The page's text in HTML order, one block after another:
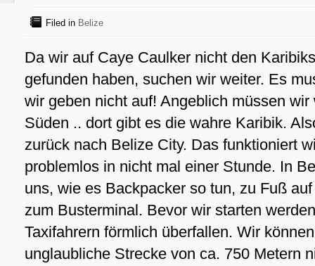
Filed in Belize
Da wir auf Caye Caulker nicht den
gefunden haben, suchen wir weiter. Es
wir geben nicht auf! Angeblich müssen
Süden .. dort gibt es die wahre Karibik.
zurück nach Belize City. Das funktioniert
problemlos in nicht mal einer Stunde. In
uns, wie es Backpacker so tun, zu Fuß
zum Busterminal. Bevor wir starten
Taxifahrern förmlich überfallen. Wir
unglaubliche Strecke von ca. 750 Metern